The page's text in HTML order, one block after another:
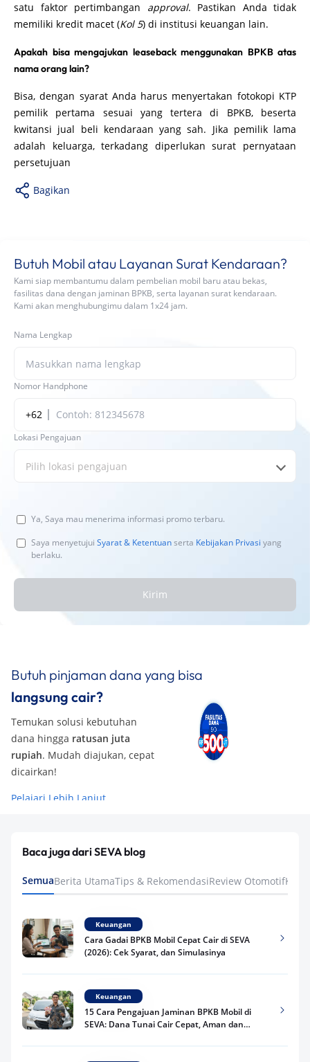
satu faktor pertimbangan approval. Pastikan Anda tidak
memiliki kredit macet (Kol 5) di institusi keuangan lain.
Apakah bisa mengajukan leaseback menggunakan BPKB atas
nama orang lain?
Bisa, dengan syarat Anda harus menyertakan fotokopi KTP
pemilik pertama sesuai yang tertera di BPKB, beserta
kwitansi jual beli kendaraan yang sah. Jika pemilik lama
adalah keluarga, terkadang diperlukan surat pernyataan
persetujuan
Bagikan
Butuh Mobil atau Layanan Surat Kendaraan?
Kami siap membantumu dalam pembelian mobil baru atau bekas,
fasilitas dana dengan jaminan BPKB, serta layanan surat kendaraan.
Kami akan menghubungimu dalam 1x24 jam.
Nama Lengkap
Nomor Handphone
+62
Lokasi Pengajuan
Pilih lokasi pengajuan
Ya, Saya mau menerima informasi promo terbaru.
Saya menyetujui Syarat & Ketentuanserta Kebijakan Privasi yang
berlaku.
Kirim
Butuh pinjaman dana yang bisa
langsung cair?
Temukan solusi kebutuhan
dana hingga ratusan juta
rupiah. Mudah diajukan, cepat
dicairkan!
Pelajari Lebih Lanjut
Baca juga dari SEVA blog
SemuaBerita UtamaTips & RekomendasiReview Otomotif
Keuangan
Cara Gadai BPKB Mobil Cepat Cair di SEVA
(2026): Cek Syarat, dan Simulasinya
Keuangan
15 Cara Pengajuan Jaminan BPKB Mobil di
SEVA: Dana Tunai Cair Cepat, Aman dan